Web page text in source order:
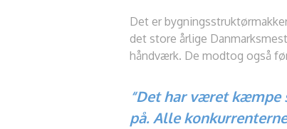
Det er
det store årlige
håndværk. De modtog også
“Det har været kæmpe
på. Alle